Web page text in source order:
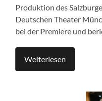
Produktion des
Deutschen Theater
bei der Premiere und
Weiterlesen